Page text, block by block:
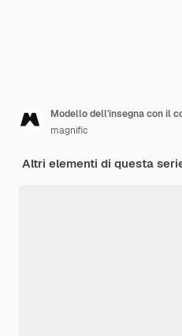
Modello dell'insegna con il
magnific
Altri elementi di questa